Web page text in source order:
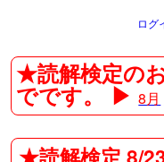
ログ
★読解検定の
でです。 ▶8月